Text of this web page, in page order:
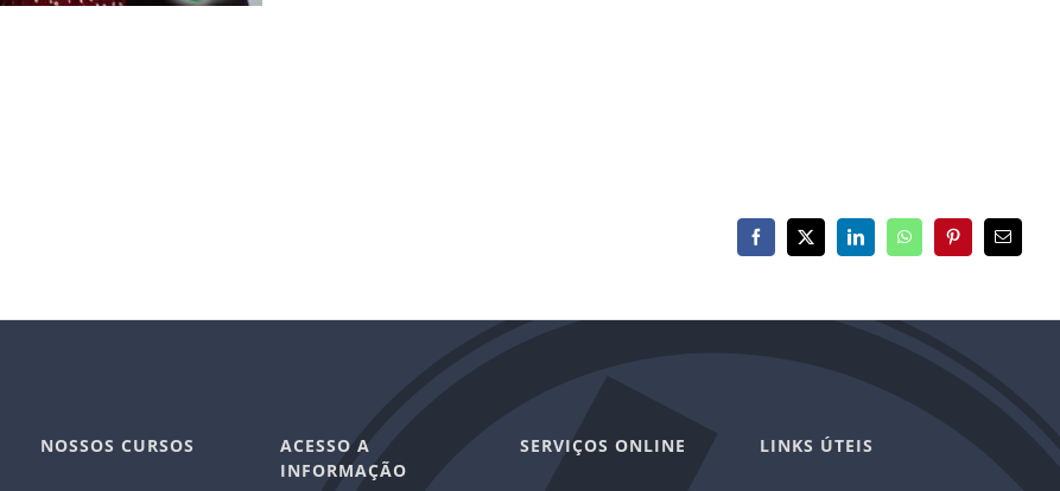
Facebook
X LinkedInWhatsAppPinterest
E-
mail
NOSSOS CURSOS
ACESSO A
INFORMAÇÃO
SERVIÇOS ONLINE LINKS ÚTEIS